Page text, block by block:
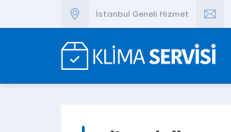
İstanbul Geneli Hizmet